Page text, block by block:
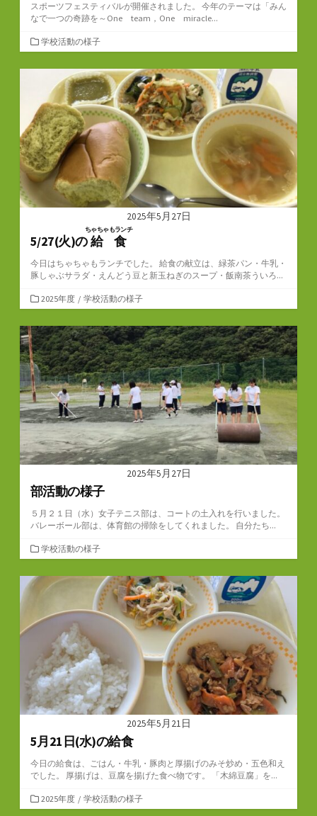
スポーツフェスティバルが開催されました。 今年のテーマは「みん
なで一つの奇跡を～One team，One miracle...
カ
テ
ゴ
学校活動の様子
2025年5月27日
5/27(火)の給食
ちゃちゃもランチ
今日はちゃちゃもランチでした。 給食の献立は、緑茶パン・牛乳・
豚しゃぶサラダ・えんどう豆と新玉ねぎのスープ・飯南茶ういろ...
カ
テ
ゴ
リ
ー
2025年度 / 学校活動の様子
2025年5月27日
部活動の様子
５月２１日（水）女子テニス部は、コートの土入れを行いました。
バレーボール部は、体育館の掃除をしてくれました。 自分たち...
カ
テ
ゴ
リ
学校活動の様子
2025年5月21日
5月21日(水)の給食
今日の給食は、ごはん・牛乳・豚肉と厚揚げのみそ炒め・五色和え
でした。 厚揚げは、豆腐を揚げた食べ物です。 「木綿豆腐」を...
カ
テ
2025年度 / 学校活動の様子